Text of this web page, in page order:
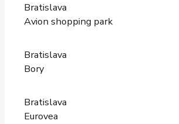
Bratislava
Avion shopping park
Bratislava
Bory
Bratislava
Eurovea